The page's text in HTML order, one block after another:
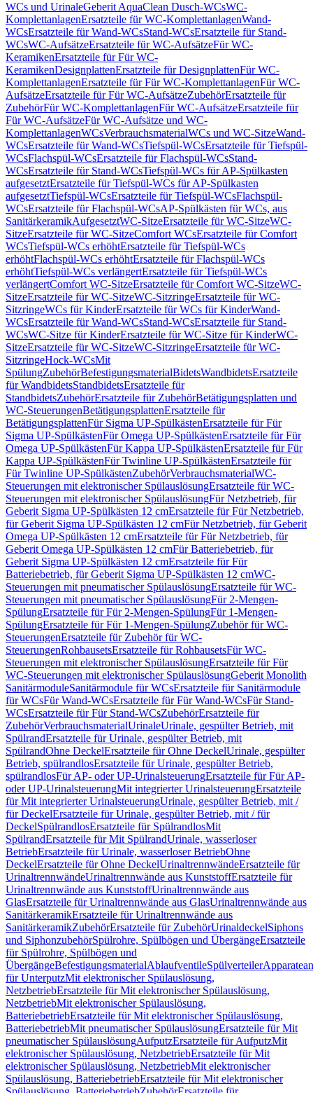
WCs und UrinaleGeberit AquaClean Dusch-WCsWC-
KomplettanlagenErsatzteile für WC-KomplettanlagenWand-
WCsErsatzteile für Wand-WCsStand-WCsErsatzteile für Stand-
WCsWC-AufsätzeErsatzteile für WC-AufsätzeFür WC-
KeramikenErsatzteile für Für WC-
KeramikenDesignplattenErsatzteile für DesignplattenFür WC-
KomplettanlagenErsatzteile für Für WC-KomplettanlagenFür WC-
AufsätzeErsatzteile für Für WC-AufsätzeZubehörErsatzteile für
ZubehörFür WC-KomplettanlagenFür WC-AufsätzeErsatzteile für
Für WC-AufsätzeFür WC-Aufsätze und WC-
KomplettanlagenWCsVerbrauchsmaterialWCs und WC-SitzeWand-
WCsErsatzteile für Wand-WCsTiefspül-WCsErsatzteile für Tiefspül-
WCsFlachspül-WCsErsatzteile für Flachspül-WCsStand-
WCsErsatzteile für Stand-WCsTiefspül-WCs für AP-Spülkasten
aufgesetztErsatzteile für Tiefspül-WCs für AP-Spülkasten
aufgesetztTiefspül-WCsErsatzteile für Tiefspül-WCsFlachspül-
WCsErsatzteile für Flachspül-WCsAP-Spülkästen für WCs, aus
SanitärkeramikAufgesetztWC-SitzeErsatzteile für WC-SitzeWC-
SitzeErsatzteile für WC-SitzeComfort WCsErsatzteile für Comfort
WCsTiefspül-WCs erhöhtErsatzteile für Tiefspül-WCs
erhöhtFlachspül-WCs erhöhtErsatzteile für Flachspül-WCs
erhöhtTiefspül-WCs verlängertErsatzteile für Tiefspül-WCs
verlängertComfort WC-SitzeErsatzteile für Comfort WC-SitzeWC-
SitzeErsatzteile für WC-SitzeWC-SitzringeErsatzteile für WC-
SitzringeWCs für KinderErsatzteile für WCs für KinderWand-
WCsErsatzteile für Wand-WCsStand-WCsErsatzteile für Stand-
WCsWC-Sitze für KinderErsatzteile für WC-Sitze für KinderWC-
SitzeErsatzteile für WC-SitzeWC-SitzringeErsatzteile für WC-
SitzringeHock-WCsMit
SpülungZubehörBefestigungsmaterialBidetsWandbidetsErsatzteile
für WandbidetsStandbidetsErsatzteile für
StandbidetsZubehörErsatzteile für ZubehörBetätigungsplatten und
WC-SteuerungenBetätigungsplattenErsatzteile für
BetätigungsplattenFür Sigma UP-SpülkästenErsatzteile für Für
Sigma UP-SpülkästenFür Omega UP-SpülkästenErsatzteile für Für
Omega UP-SpülkästenFür Kappa UP-SpülkästenErsatzteile für Für
Kappa UP-SpülkästenFür Twinline UP-SpülkästenErsatzteile für
Für Twinline UP-SpülkästenZubehörVerbrauchsmaterialWC-
Steuerungen mit elektronischer SpülauslösungErsatzteile für WC-
Steuerungen mit elektronischer SpülauslösungFür Netzbetrieb, für
Geberit Sigma UP-Spülkästen 12 cmErsatzteile für Für Netzbetrieb,
für Geberit Sigma UP-Spülkästen 12 cmFür Netzbetrieb, für Geberit
Omega UP-Spülkästen 12 cmErsatzteile für Für Netzbetrieb, für
Geberit Omega UP-Spülkästen 12 cmFür Batteriebetrieb, für
Geberit Sigma UP-Spülkästen 12 cmErsatzteile für Für
Batteriebetrieb, für Geberit Sigma UP-Spülkästen 12 cmWC-
Steuerungen mit pneumatischer SpülauslösungErsatzteile für WC-
Steuerungen mit pneumatischer SpülauslösungFür 2-Mengen-
SpülungErsatzteile für Für 2-Mengen-SpülungFür 1-Mengen-
SpülungErsatzteile für Für 1-Mengen-SpülungZubehör für WC-
SteuerungenErsatzteile für Zubehör für WC-
SteuerungenRohbausetsErsatzteile für RohbausetsFür WC-
Steuerungen mit elektronischer SpülauslösungErsatzteile für Für
WC-Steuerungen mit elektronischer SpülauslösungGeberit Monolith
SanitärmoduleSanitärmodule für WCsErsatzteile für Sanitärmodule
für WCsFür Wand-WCsErsatzteile für Für Wand-WCsFür Stand-
WCsErsatzteile für Für Stand-WCsZubehörErsatzteile für
ZubehörVerbrauchsmaterialUrinaleUrinale, gespülter Betrieb, mit
SpülrandErsatzteile für Urinale, gespülter Betrieb, mit
SpülrandOhne DeckelErsatzteile für Ohne DeckelUrinale, gespülter
Betrieb, spülrandlosErsatzteile für Urinale, gespülter Betrieb,
spülrandlosFür AP- oder UP-UrinalsteuerungErsatzteile für Für AP-
oder UP-UrinalsteuerungMit integrierter UrinalsteuerungErsatzteile
für Mit integrierter UrinalsteuerungUrinale, gespülter Betrieb, mit /
für DeckelErsatzteile für Urinale, gespülter Betrieb, mit / für
DeckelSpülrandlosErsatzteile für SpülrandlosMit
SpülrandErsatzteile für Mit SpülrandUrinale, wasserloser
BetriebErsatzteile für Urinale, wasserloser BetriebOhne
DeckelErsatzteile für Ohne DeckelUrinaltrennwändeErsatzteile für
UrinaltrennwändeUrinaltrennwände aus KunststoffErsatzteile für
Urinaltrennwände aus KunststoffUrinaltrennwände aus
GlasErsatzteile für Urinaltrennwände aus GlasUrinaltrennwände aus
SanitärkeramikErsatzteile für Urinaltrennwände aus
SanitärkeramikZubehörErsatzteile für ZubehörUrinaldeckelSiphons
und SiphonzubehörSpülrohre, Spülbögen und ÜbergängeErsatzteile
für Spülrohre, Spülbögen und
ÜbergängeBefestigungsmaterialAblaufventileSpülverteiler
für UnterputzMit elektronischer Spülauslösung,
NetzbetriebErsatzteile für Mit elektronischer Spülauslösung,
NetzbetriebMit elektronischer Spülauslösung,
BatteriebetriebErsatzteile für Mit elektronischer Spülauslösung,
BatteriebetriebMit pneumatischer SpülauslösungErsatzteile für Mit
pneumatischer SpülauslösungAufputzErsatzteile für AufputzMit
elektronischer Spülauslösung, NetzbetriebErsatzteile für Mit
elektronischer Spülauslösung, NetzbetriebMit elektronischer
Spülauslösung, BatteriebetriebErsatzteile für Mit elektronischer